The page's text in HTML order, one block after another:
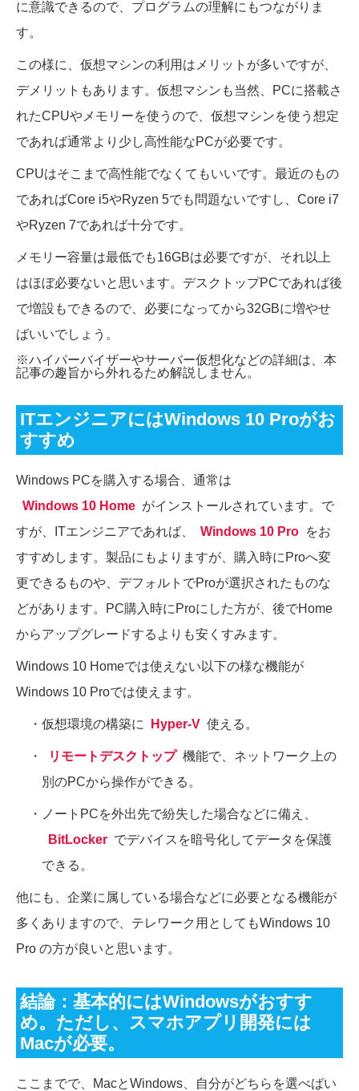
に意識できるので、プログラムの理解にもつながりま
す。
この様に、仮想マシンの利用はメリットが多いですが、
デメリットもあります。仮想マシンも当然、PCに搭載さ
れたCPUやメモリーを使うので、仮想マシンを使う想定
であれば通常より少し高性能なPCが必要です。
CPUはそこまで高性能でなくてもいいです。最近のもの
であればCore i5やRyzen 5でも問題ないですし、Core i7
やRyzen 7であれば十分です。
メモリー容量は最低でも16GBは必要ですが、それ以上
はほぼ必要ないと思います。デスクトップPCであれば後
で増設もできるので、必要になってから32GBに増やせ
ばいいでしょう。
※ハイパーバイザーやサーバー仮想化などの詳細は、本
記事の趣旨から外れるため解説しません。
ITエンジニアにはWindows 10 Proがお
すすめ
Windows PCを購入する場合、通常は
Windows 10 Home がインストールされています。で
すが、ITエンジニアであれば、
Windows 10 Pro をお
すすめします。製品にもよりますが、購入時にProへ変
更できるものや、デフォルトでProが選択されたものな
どがあります。PC購入時にProにした方が、後でHome
からアップグレードするよりも安くすみます。
Windows 10 Homeでは使えない以下の様な機能が
Windows 10 Proでは使えます。
・仮想環境の構築に Hyper-V 使える。
・ リモートデスクトップ 機能で、ネットワーク上の
別のPCから操作ができる。
・ノートPCを外出先で紛失した場合などに備え、
BitLocker でデバイスを暗号化してデータを保護
できる。
他にも、企業に属している場合などに必要となる機能が
多くありますので、テレワーク用としてもWindows 10
Pro の方が良いと思います。
結論：基本的にはWindowsがおすす
め。ただし、スマホアプリ開発には
Macが必要。
ここまでで、MacとWindows、自分がどちらを選べばい